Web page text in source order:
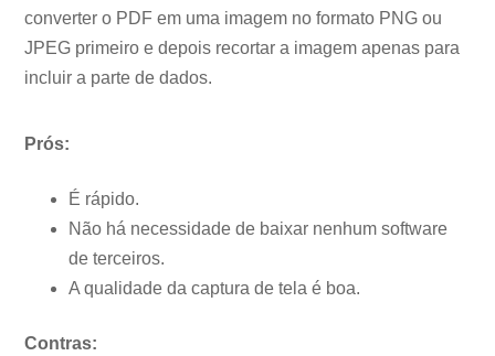
converter o PDF em uma imagem no formato PNG ou
JPEG primeiro e depois recortar a imagem apenas para
incluir a parte de dados.
Prós:
É rápido.
Não há necessidade de baixar nenhum software
de terceiros.
A qualidade da captura de tela é boa.
Contras: